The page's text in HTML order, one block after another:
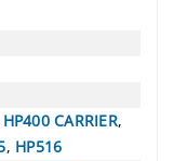
HP400 CARRIER,
, HP516